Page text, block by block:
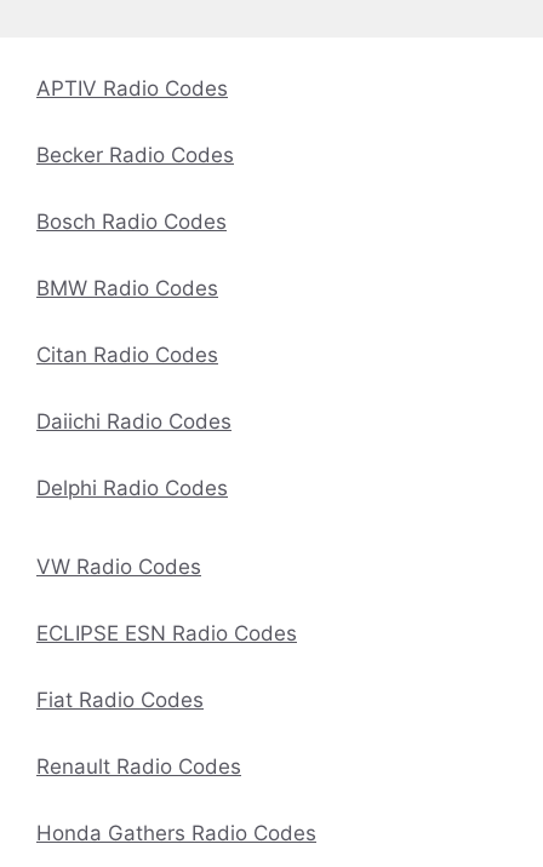
APTIV Radio Codes
Becker Radio Codes
Bosch Radio Codes
BMW Radio Codes
Citan Radio Codes
Daiichi Radio Codes
Delphi Radio Codes
VW Radio Codes
ECLIPSE ESN Radio Codes
Fiat Radio Codes
Renault Radio Codes
Honda Gathers Radio Codes